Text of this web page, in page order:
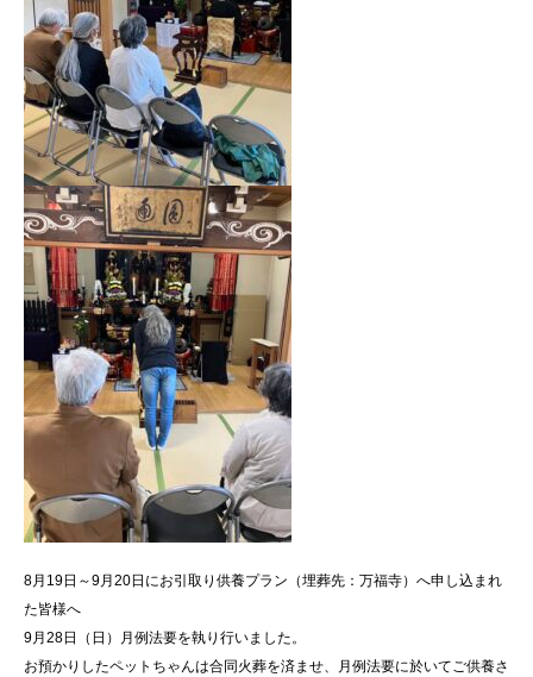
8月19日～9月20日にお引取り供養プラン（埋葬先：万福寺）へ申し込まれ
た皆様へ
9月28日（日）月例法要を執り行いました。
お預かりしたペットちゃんは合同火葬を済ませ、月例法要に於いてご供養さ